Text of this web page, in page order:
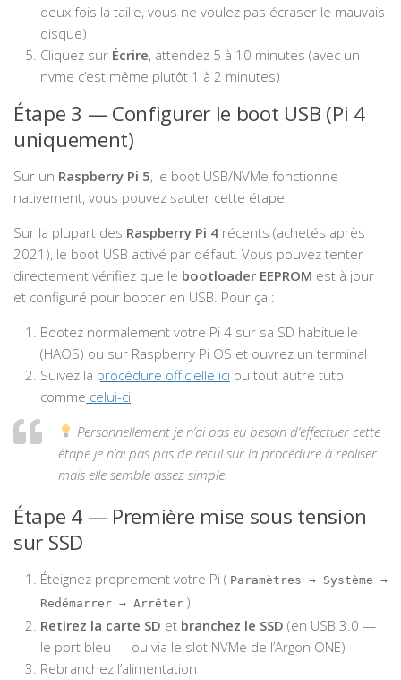
deux fois la taille, vous ne voulez pas écraser le mauvais
disque)
Cliquez sur Écrire, attendez 5 à 10 minutes (avec un
nvme c’est même plutôt 1 à 2 minutes)
Étape 3 — Configurer le boot USB (Pi 4
uniquement)
Sur un Raspberry Pi 5, le boot USB/NVMe fonctionne
nativement, vous pouvez sauter cette étape.
Sur la plupart des Raspberry Pi 4 récents (achetés après
2021), le boot USB activé par défaut. Vous pouvez tenter
directement vérifiez que le bootloader EEPROM est à jour
et configuré pour booter en USB. Pour ça :
Bootez normalement votre Pi 4 sur sa SD habituelle
(HAOS) ou sur Raspberry Pi OS et ouvrez un terminal
Suivez la procédure officielle ici ou tout autre tuto
comme celui-ci
Personnellement je n’ai pas eu besoin d’effectuer cette
étape je n’ai pas pas de recul sur la procédure à réaliser
mais elle semble assez simple.
Étape 4 — Première mise sous tension
sur SSD
Éteignez proprement votre Pi ( Paramètres → Système →
Redémarrer → Arrêter )
Retirez la carte SD et branchez le SSD (en USB 3.0 —
le port bleu — ou via le slot NVMe de l’Argon ONE)
Rebranchez l’alimentation